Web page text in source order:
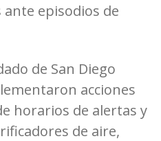
episodios de
de San Diego
acciones
horarios de alertas y
de aire,